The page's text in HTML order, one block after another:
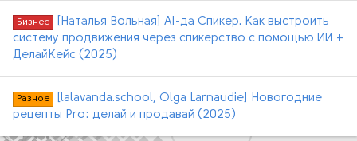
Бизнес
[Наталья Вольная] AI-да Спикер. Как выстроить
систему продвижения через спикерство с помощью ИИ +
ДелайКейс (2025)
Разное
[lalavanda.school, Olga Larnaudie] Новогодние
рецепты Pro: делай и продавай (2025)